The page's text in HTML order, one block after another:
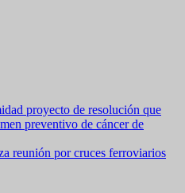
proyecto de resolución que
preventivo de cáncer de
reunión por cruces ferroviarios